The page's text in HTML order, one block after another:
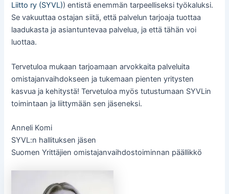
Liitto ry (SYVL)) entistä enemmän tarpeelliseksi työkaluksi.
Se vakuuttaa ostajan siitä, että palvelun tarjoaja tuottaa
laadukasta ja asiantuntevaa palvelua, ja että tähän voi
luottaa.
Tervetuloa mukaan tarjoamaan arvokkaita palveluita
omistajanvaihdokseen ja tukemaan pienten yritysten
kasvua ja kehitystä! Tervetuloa myös tutustumaan SYVLin
toimintaan ja liittymään sen jäseneksi.
Anneli Komi
SYVL:n hallituksen jäsen
Suomen Yrittäjien omistajanvaihdostoiminnan päällikkö